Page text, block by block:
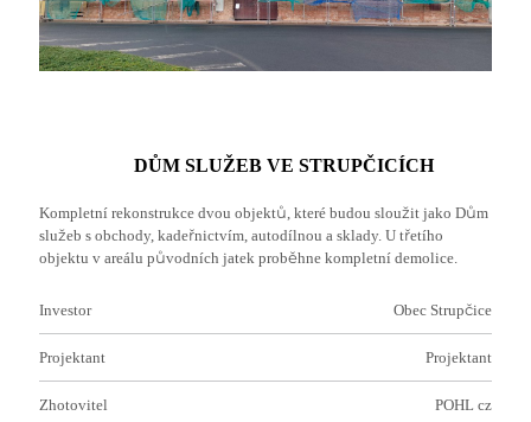
DŮM SLUŽEB VE STRUPČICÍCH
Kompletní rekonstrukce dvou objektů, které budou sloužit jako Dům
služeb s obchody, kadeřnictvím, autodílnou a sklady. U třetího
objektu v areálu původních jatek proběhne kompletní demolice.
Investor Obec Strupčice
Projektant Projektant
Zhotovitel POHL cz